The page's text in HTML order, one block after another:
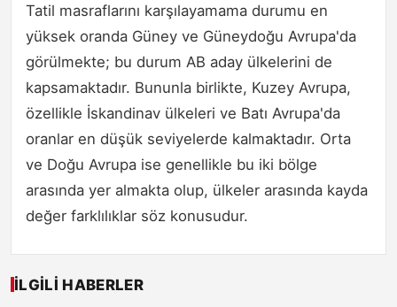
Tatil masraflarını karşılayamama durumu en
yüksek oranda Güney ve Güneydoğu Avrupa'da
görülmekte; bu durum AB aday ülkelerini de
kapsamaktadır. Bununla birlikte, Kuzey Avrupa,
özellikle İskandinav ülkeleri ve Batı Avrupa'da
oranlar en düşük seviyelerde kalmaktadır. Orta
ve Doğu Avrupa ise genellikle bu iki bölge
arasında yer almakta olup, ülkeler arasında kayda
değer farklılıklar söz konusudur.
İLGILI HABERLER